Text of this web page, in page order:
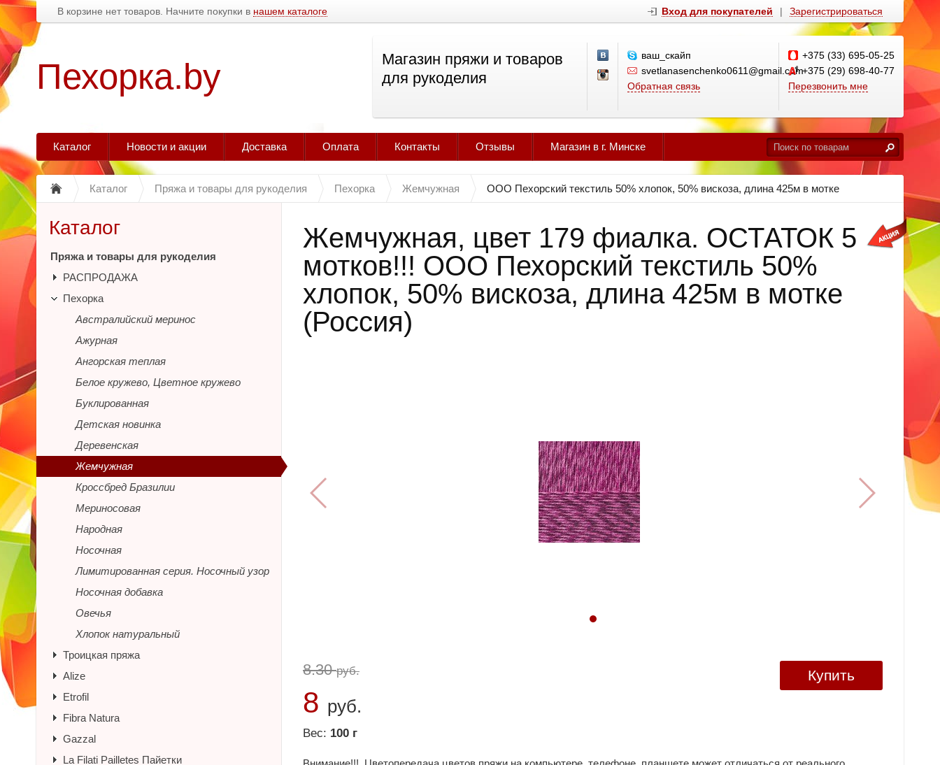
В корзине нет товаров. Начните покупки в нашем каталоге Вход для покупателей | Зарегистрироваться
Пехорка.by
Магазин пряжи и товаров
для рукоделия
ваш_скайп
svetlanasenchenko0611@gmail.com
Обратная связь
+375 (33) 695-05-25
+375 (29) 698-40-77
Перезвонить мне
Каталог Новости и акции Доставка Оплата Контакты Отзывы Магазин в г. Минске
Каталог Пряжа и товары для рукоделия Пехорка Жемчужная ООО Пехорский текстиль 50% хлопок, 50% вискоза, длина 425м в мотке
Жемчужная, цвет 179 фиалка. ОСТАТОК 5
мотков!!! ООО Пехорский текстиль 50%
хлопок, 50% вискоза, длина 425м в мотке
(Россия)
8.30руб.
8 руб.
Вес: 100 г
Купить
Каталог
Пряжа и товары для рукоделия
РАСПРОДАЖА
Пехорка
Австралийский меринос
Ажурная
Ангорская теплая
Белое кружево, Цветное кружево
Буклированная
Детская новинка
Деревенская
Жемчужная
Кроссбред Бразилии
Мериносовая
Народная
Носочная
Лимитированная серия. Носочный узор
Носочная добавка
Овечья
Хлопок натуральный
Троицкая пряжа
Alize
Etrofil
Fibra Natura
Gazzal
La Filati Pailletes Пайетки